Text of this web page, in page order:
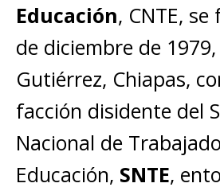
Educación, CNTE,
de diciembre de
Gutiérrez, Chiapas,
facción disidente del
Nacional de
Educación, SNTE,